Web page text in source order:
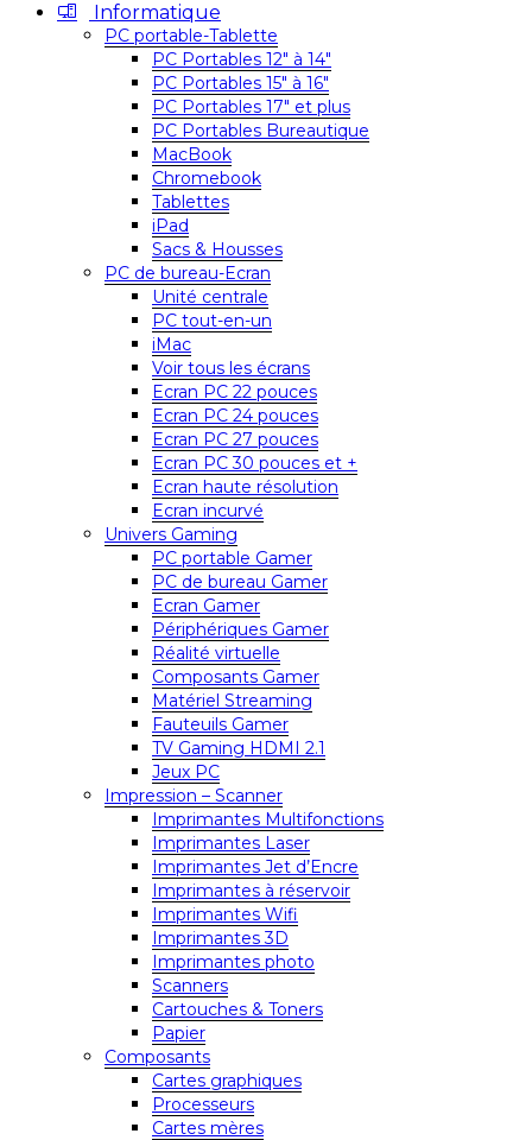
Informatique
PC portable-Tablette
PC Portables 12″ à 14″
PC Portables 15″ à 16″
PC Portables 17″ et plus
PC Portables Bureautique
MacBook
Chromebook
Tablettes
iPad
Sacs & Housses
PC de bureau-Ecran
Unité centrale
PC tout-en-un
iMac
Voir tous les écrans
Ecran PC 22 pouces
Ecran PC 24 pouces
Ecran PC 27 pouces
Ecran PC 30 pouces et +
Ecran haute résolution
Ecran incurvé
Univers Gaming
PC portable Gamer
PC de bureau Gamer
Ecran Gamer
Périphériques Gamer
Réalité virtuelle
Composants Gamer
Matériel Streaming
Fauteuils Gamer
TV Gaming HDMI 2.1
Jeux PC
Impression – Scanner
Imprimantes Multifonctions
Imprimantes Laser
Imprimantes Jet d’Encre
Imprimantes à réservoir
Imprimantes Wifi
Imprimantes 3D
Imprimantes photo
Scanners
Cartouches & Toners
Papier
Composants
Cartes graphiques
Processeurs
Cartes mères